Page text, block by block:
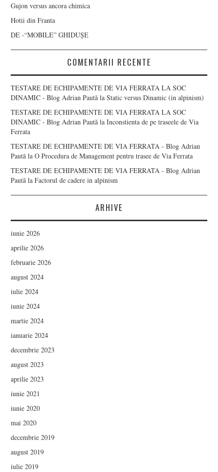
Gujon versus ancora chimica
Hotii din Franta
DE -“MOBILE” GHIDUȘE
COMENTARII RECENTE
TESTARE DE ECHIPAMENTE DE VIA FERRATA LA SOC
DINAMIC - Blog Adrian Paută laStatic versus Dinamic (in alpinism)
TESTARE DE ECHIPAMENTE DE VIA FERRATA LA SOC
DINAMIC - Blog Adrian Paută laInconstienta de pe traseele de Via
Ferrata
TESTARE DE ECHIPAMENTE DE VIA FERRATA - Blog Adrian
Paută laO Procedura de Management pentru trasee de Via Ferrata
TESTARE DE ECHIPAMENTE DE VIA FERRATA - Blog Adrian
Paută laFactorul de cadere in alpinism
ARHIVE
iunie 2026
aprilie 2026
februarie 2026
august 2024
iulie 2024
iunie 2024
martie 2024
ianuarie 2024
decembrie 2023
august 2023
aprilie 2023
iunie 2021
iunie 2020
mai 2020
decembrie 2019
august 2019
iulie 2019